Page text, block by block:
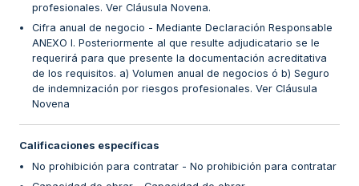
profesionales. Ver Cláusula Novena.
Cifra anual de negocio - Mediante Declaración Responsable
ANEXO I. Posteriormente al que resulte adjudicatario se le
requerirá para que presente la documentación acreditativa
de los requisitos. a) Volumen anual de negocios ó b) Seguro
de indemnización por riesgos profesionales. Ver Cláusula
Novena
Calificaciones específicas
No prohibición para contratar - No prohibición para contratar